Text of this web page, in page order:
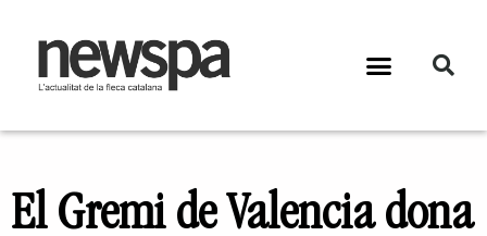
El Gremi de Valencia dona